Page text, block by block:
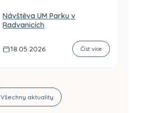
Návštěva UM Parku v
Radvanicích
18.05.2026 Číst více
Všechny aktuality